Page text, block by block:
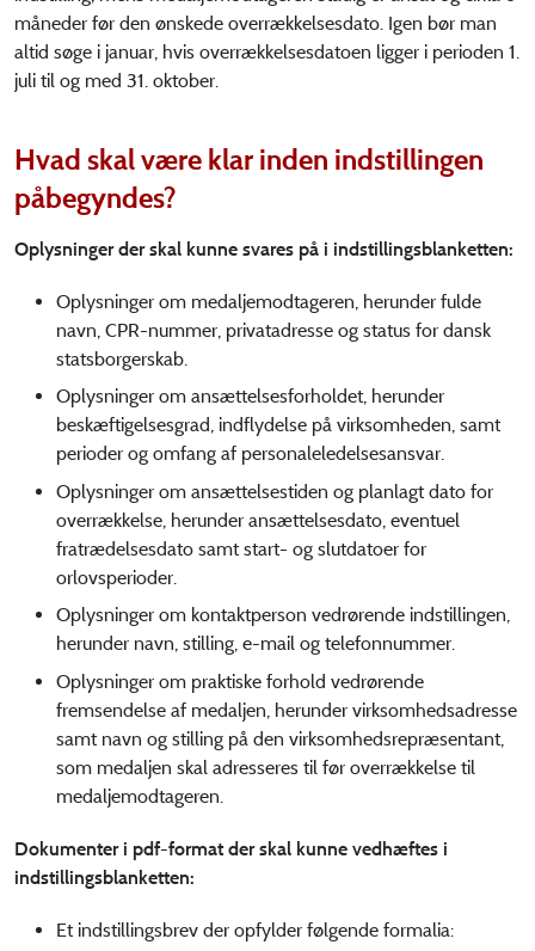
måneder før den ønskede overrækkelsesdato. Igen bør man
altid søge i januar, hvis overrækkelsesdatoen ligger i perioden 1.
juli til og med 31. oktober.
Hvad skal være klar inden indstillingen
påbegyndes?
Oplysninger der skal kunne svares på i indstillingsblanketten:
Oplysninger om medaljemodtageren, herunder fulde
navn, CPR-nummer, privatadresse og status for dansk
statsborgerskab.
Oplysninger om ansættelsesforholdet, herunder
beskæftigelsesgrad, indflydelse på virksomheden, samt
perioder og omfang af personaleledelsesansvar.
Oplysninger om ansættelsestiden og planlagt dato for
overrækkelse, herunder ansættelsesdato, eventuel
fratrædelsesdato samt start- og slutdatoer for
orlovsperioder.
Oplysninger om kontaktperson vedrørende indstillingen,
herunder navn, stilling, e-mail og telefonnummer.
Oplysninger om praktiske forhold vedrørende
fremsendelse af medaljen, herunder virksomhedsadresse
samt navn og stilling på den virksomhedsrepræsentant,
som medaljen skal adresseres til før overrækkelse til
medaljemodtageren.
Dokumenter i pdf-format der skal kunne vedhæftes i
indstillingsblanketten:
Et indstillingsbrev der opfylder følgende formalia: